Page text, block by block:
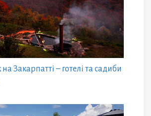
Закарпатті – готелі та садиби